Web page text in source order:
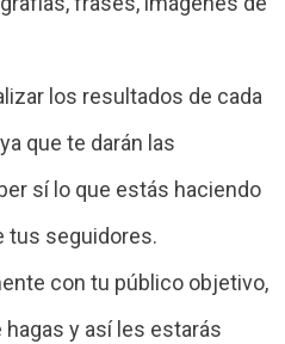
los resultados de cada
que te darán las
sí lo que estás haciendo
tus seguidores.
con tu público objetivo,
y así les estarás